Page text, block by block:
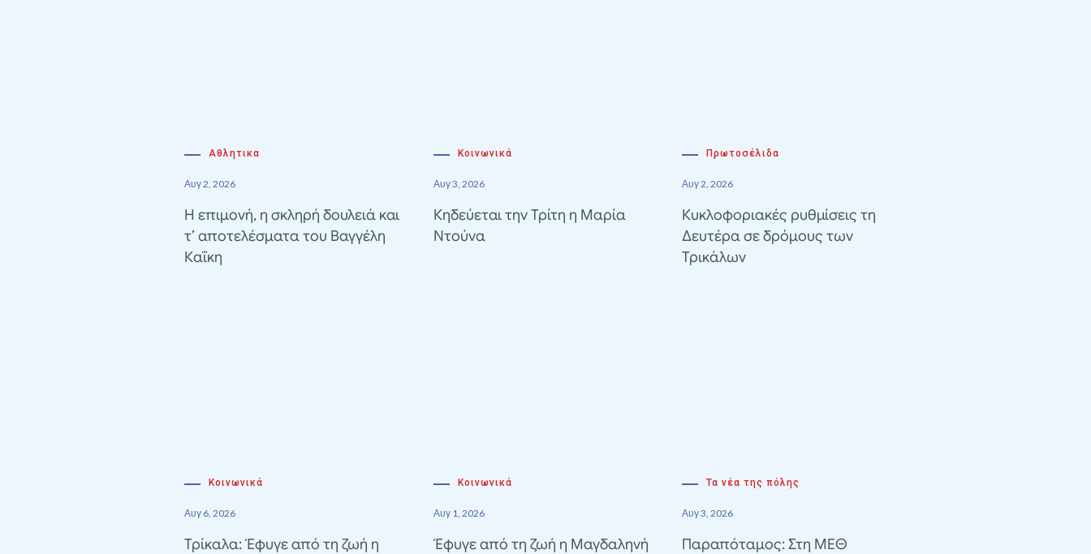
Αθλητικα
Αυγ 2, 2026
Η επιμονή, η σκληρή δουλειά και
τ’ αποτελέσματα του Βαγγέλη
Καΐκη
Κοινωνικά
Αυγ 3, 2026
Κηδεύεται την Τρίτη η Μαρία
Ντούνα
Πρωτοσέλιδα
Αυγ 2, 2026
Κυκλοφοριακές ρυθμίσεις τη
Δευτέρα σε δρόμους των
Τρικάλων
Κοινωνικά
Αυγ 6, 2026
Τρίκαλα: Έφυγε από τη ζωή η
Κοινωνικά
Αυγ 1, 2026
Έφυγε από τη ζωή η Μαγδαληνή
Τα νέα της πόλης
Αυγ 3, 2026
Παραπόταμος: Στη ΜΕΘ